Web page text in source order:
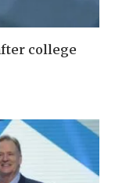
college